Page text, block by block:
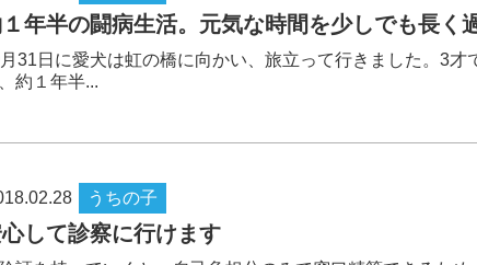
年半の闘病生活。元気な時間を少しでも長く
31日に愛犬は虹の橋に向かい、旅立って行きました。3才
約１年半...
うちの子
して診察に行けます